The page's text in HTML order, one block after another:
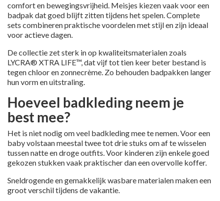
comfort en bewegingsvrijheid. Meisjes kiezen vaak voor een
badpak dat goed blijft zitten tijdens het spelen. Complete
sets combineren praktische voordelen met stijl en zijn ideaal
voor actieve dagen.
De collectie zet sterk in op kwaliteitsmaterialen zoals
LYCRA® XTRA LIFE™, dat vijf tot tien keer beter bestand is
tegen chloor en zonnecrème. Zo behouden badpakken langer
hun vorm en uitstraling.
Hoeveel badkleding neem je
best mee?
Het is niet nodig om veel badkleding mee te nemen. Voor een
baby volstaan meestal twee tot drie stuks om af te wisselen
tussen natte en droge outfits. Voor kinderen zijn enkele goed
gekozen stukken vaak praktischer dan een overvolle koffer.
Sneldrogende en gemakkelijk wasbare materialen maken een
groot verschil tijdens de vakantie.